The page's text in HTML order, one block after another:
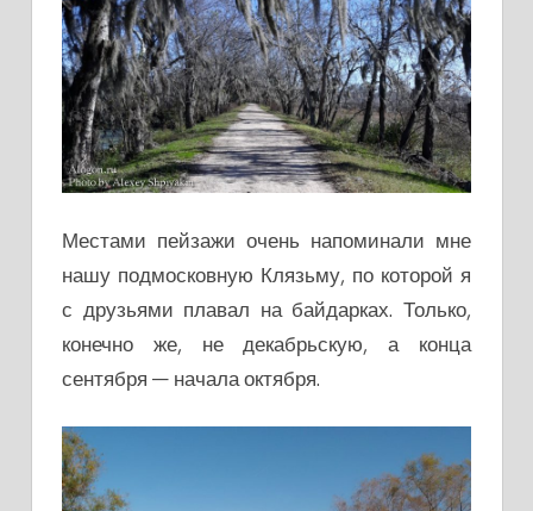
Местами пейзажи очень напоминали мне
нашу подмосковную Клязьму, по которой я
с друзьями плавал на байдарках. Только,
конечно же, не декабрьскую, а конца
сентября — начала октября.